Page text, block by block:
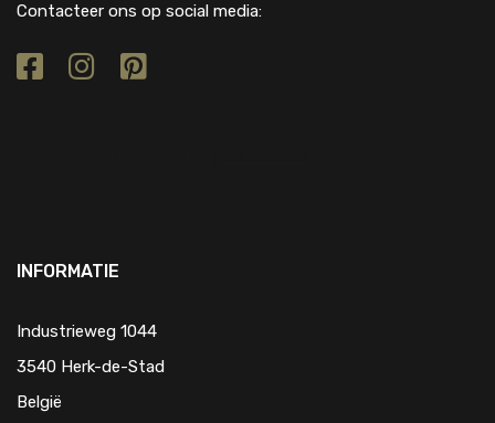
Contacteer ons op social media:
INFORMATIE
Industrieweg 1044
3540 Herk-de-Stad
België